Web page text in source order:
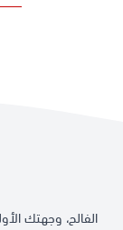
الفالح، وجهتك